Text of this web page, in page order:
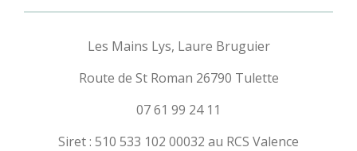
e
e
e
e
Les Mains Lys, Laure Bruguier
Route de St Roman 26790 Tulette
07 61 99 24 11
Siret : 510 533 102 00032 au RCS Valence